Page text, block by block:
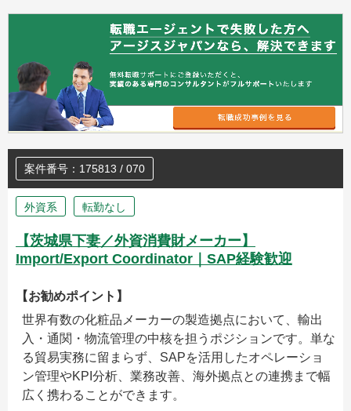
案件番号：175813 / 070
外資系 転勤なし
【茨城県下妻／外資消費財メーカー】
Import/Export Coordinator｜SAP経験歓迎
【お勧めポイント】
世界有数の化粧品メーカーの製造拠点において、輸出
入・通関・物流管理の中核を担うポジションです。単な
る貿易実務に留まらず、SAPを活用したオペレーショ
ン管理やKPI分析、業務改善、海外拠点との連携まで幅
広く携わることができます。